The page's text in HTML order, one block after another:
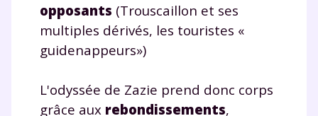
opposants (Trouscaillon et ses
multiples dérivés, les touristes «
guidenappeurs»)
L'odyssée de Zazie prend donc corps
grâce aux rebondissements,